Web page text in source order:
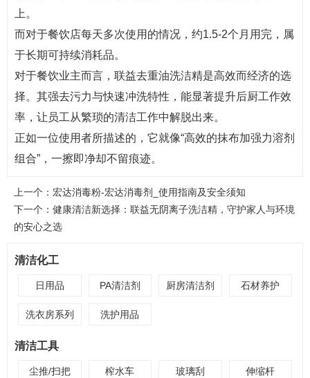
上。
而对于餐饮店每天多次使用的情况，约1.5-2个月用完，属
于长期可持续消耗品。
对于餐饮业主而言，联益去重油洗洁精是高效而经济的选
择。其强去污力与快速冲洗特性，能显著提升后厨工作效
率，让员工从繁琐的清洁工作中解脱出来。
正如一位使用者所描述的，它就像“高效的抹布加强力溶剂
组合”，一擦即净却不留痕迹。
上一个： 宏达消毒粉-宏达消毒剂_使用指南及安全须知
下一个： 健康清洁新选择：联益无阴离子洗洁精，守护家人与环境
的安心之选
清洁化工
日用品 PA清洁剂 厨房清洁剂 石材养护
洗衣房系列 洗护用品
清洁工具
尘推/扫把 榨水车 玻璃刮 伸缩杆